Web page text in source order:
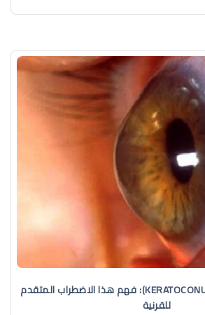
القرنية المخروطية (KERATOCONUS): فهم هذا الاضطراب المتقدم
للقرنية